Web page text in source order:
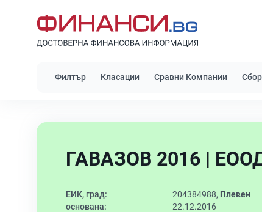
Филтър Класации Сравни Компании
ГАВАЗОВ 2016 |
ЕИК, град: 204384988, Плевен
основана:
22.12.2016